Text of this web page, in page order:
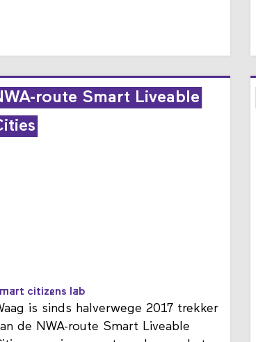
route Smart Liveable
citizens lab
is sinds halverwege 2017 trekker
de NWA-route Smart Liveable